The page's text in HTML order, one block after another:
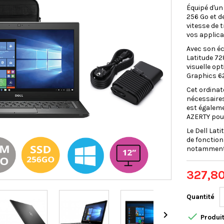

Équipé
256 Go et
vitesse de
vos
Avec son
Latitude
visuelle
Graphics
Cet
est
AZERTY
Le Dell
de
Quantité
